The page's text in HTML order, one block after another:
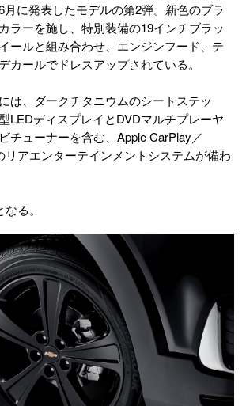
に発表したモデルの第2弾。新色のブラ
ラーを施し、特別装備の19インチブラッ
ールと組み合わせ、エンジンフード、テ
カールでドレスアップされている。
は、ダークチタニウムのシートステッ
LEDディスプレイとDVDマルチプレーヤ
チューナーを含む、Apple CarPlay／
リアエンターテインメントシステムが備わ
る。